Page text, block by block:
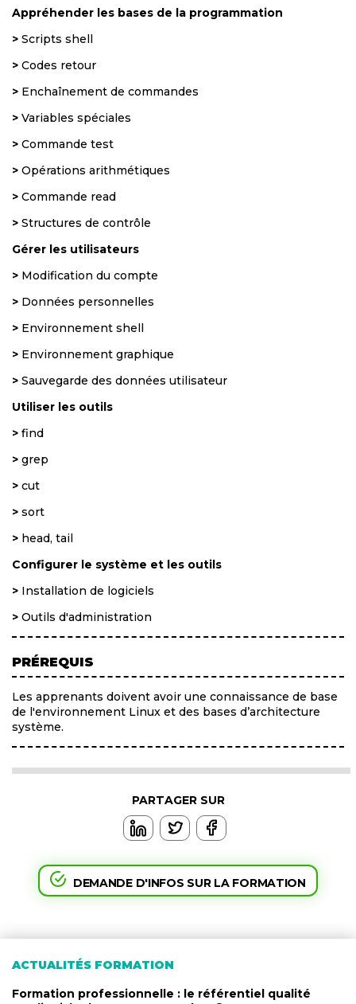
Appréhender les bases de la programmation
> Scripts shell
> Codes retour
> Enchaînement de commandes
> Variables spéciales
> Commande test
> Opérations arithmétiques
> Commande read
> Structures de contrôle
Gérer les utilisateurs
> Modification du compte
> Données personnelles
> Environnement shell
> Environnement graphique
> Sauvegarde des données utilisateur
Utiliser les outils
> find
> grep
> cut
> sort
> head, tail
Configurer le système et les outils
> Installation de logiciels
> Outils d'administration
PRÉREQUIS
Les apprenants doivent avoir une connaissance de base
de l'environnement Linux et des bases d’architecture
système.
DEMANDE D'INFOS SUR LA FORMATION
PARTAGER SUR
ACTUALITÉS FORMATION
Formation professionnelle : le référentiel qualité